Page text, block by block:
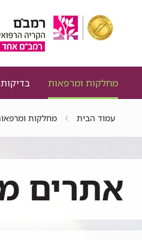
מחלקות ומרפאות
עמוד הבית מחלקות
אתרים